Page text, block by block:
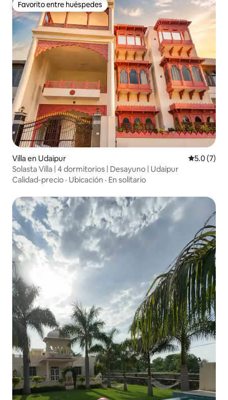
Favorito entre huéspedes
Favorito entre huéspedes
Villa en Udaipur
5.0 (7)
Solasta Villa | 4 dormitorios | Desayuno | Udaipur
Calidad-precio · Ubicación · En solitario